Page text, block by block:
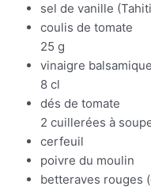
sel de vanille
coulis de tomate
25 g
vinaigre balsamique
8 cl
dés de tomate
2 cuillerées à
cerfeuil
poivre du moulin
betteraves rouges